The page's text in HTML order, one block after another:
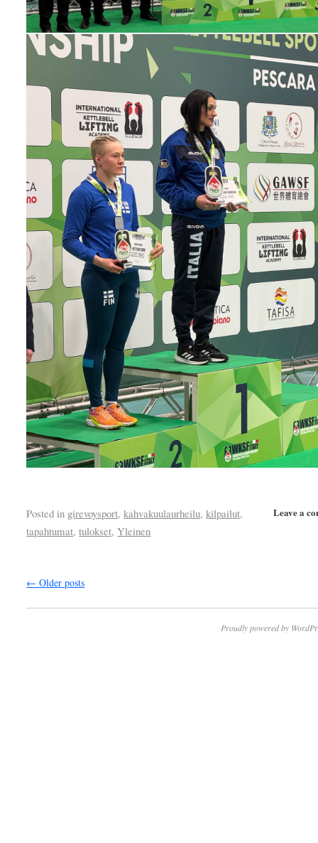
Leave a
Posted in girevoysport,kahvakuulaurheilu,kilpailut,
tapahtumat,tulokset,Yleinen
← Older posts
Proudly powered by